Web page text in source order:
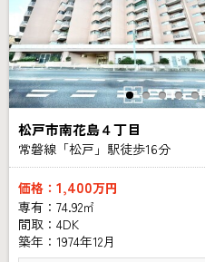
松戸市南花島４丁目
常磐線「松戸」駅徒歩16分
価格： 1,400万円
専有：74.92㎡
間取：4DK
築年：1974年12月